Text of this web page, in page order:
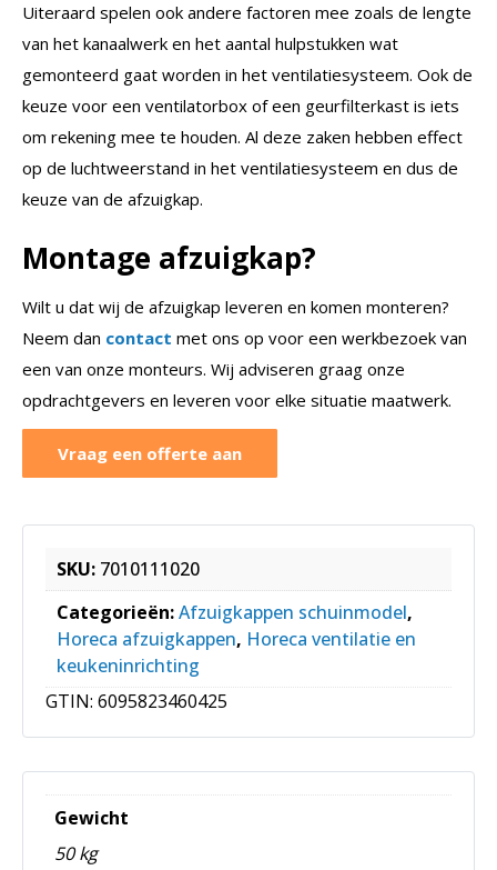
Uiteraard spelen ook andere factoren mee zoals de lengte
van het kanaalwerk en het aantal hulpstukken wat
gemonteerd gaat worden in het ventilatiesysteem. Ook de
keuze voor een ventilatorbox of een geurfilterkast is iets
om rekening mee te houden. Al deze zaken hebben effect
op de luchtweerstand in het ventilatiesysteem en dus de
keuze van de afzuigkap.
Montage afzuigkap?
Wilt u dat wij de afzuigkap leveren en komen monteren?
Neem dan contact met ons op voor een werkbezoek van
een van onze monteurs. Wij adviseren graag onze
opdrachtgevers en leveren voor elke situatie maatwerk.
Vraag een offerte aan
SKU: 7010111020
Categorieën:Afzuigkappen schuinmodel,
Horeca afzuigkappen, Horeca ventilatie en
keukeninrichting
GTIN: 6095823460425
Gewicht
50 kg